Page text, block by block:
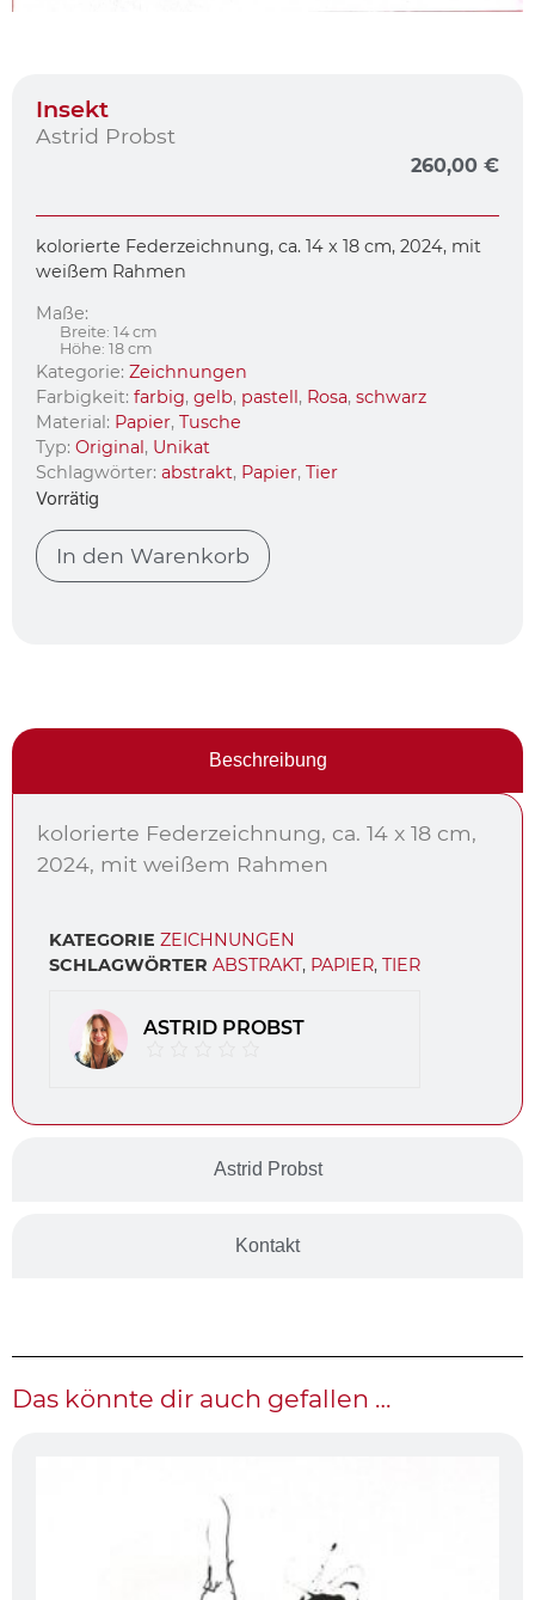
Insekt
Astrid Probst
260,00 €
kolorierte Federzeichnung, ca. 14 x 18 cm, 2024, mit
weißem Rahmen
Maße:
Breite: 14 cm
Höhe: 18 cm
Kategorie: Zeichnungen
Farbigkeit: farbig, gelb, pastell , Rosa, schwarz
Material: Papier, Tusche
Typ: Original , Unikat
Schlagwörter: abstrakt, Papier, Tier
Vorrätig
In den Warenkorb
Beschreibung
Astrid Probst
Kontakt
kolorierte Federzeichnung, ca. 14 x 18 cm,
2024, mit weißem Rahmen
KATEGORIE ZEICHNUNGEN
SCHLAGWÖRTER ABSTRAKT, PAPIER, TIER
ASTRID PROBST
Das könnte dir auch gefallen …